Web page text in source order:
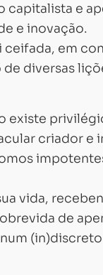
e
e inovação.
em
diversas
existe
criador e
vida,
de
num